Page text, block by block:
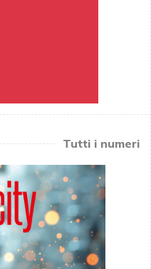
Tutti i numeri